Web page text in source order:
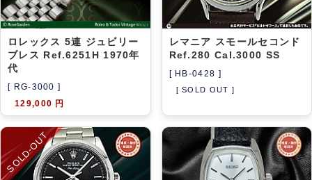
ロレックス 5連 ジュビリー
ブレス Ref.6251H 1970年
代
[ RG-3000 ]
129,000 円
レマニア スモールセコンド
Ref.280 Cal.3000 SS
[ HB-0428 ]
[ SOLD OUT ]
SOLD-OUT